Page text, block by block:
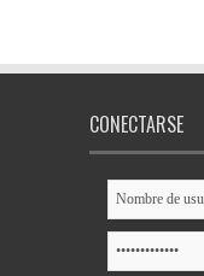
CONECTARSE